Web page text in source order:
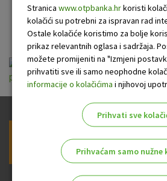
OTP
ou-mastercard-paypass-
prepaid_20130701.pdf
Prijava na newsletter OTP banke
Stranica www.otpbanka.hrkoristi
kolačići su potrebni za ispravan rad
Ostale kolačiće koristimo za bolje
prikaz relevantnih oglasa i sadržaja.
možete promijeniti na "Izmjeni
prihvatiti sve ili samo neophodne
informacije o kolačićima i njihovoj
Prihvati sve
Prihvaćam samo nužne